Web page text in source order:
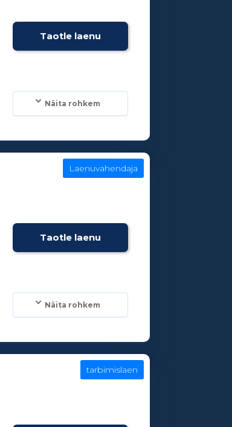
Taotle laenu
Näita rohkem
Taotle laenu
Laenuvahendaja
Näita rohkem
tarbimislaen